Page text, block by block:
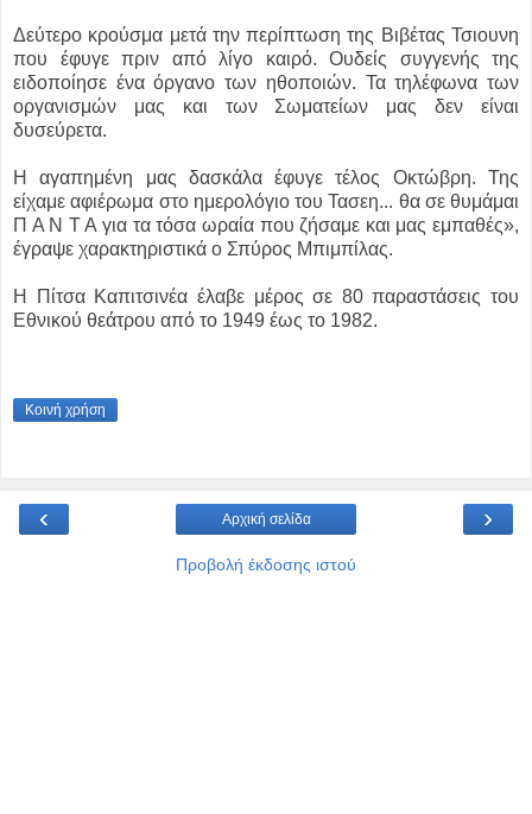
Δεύτερο κρούσμα μετά την περίπτωση της Βιβέτας Τσιουνη
που έφυγε πριν από λίγο καιρό. Ουδείς συγγενής της
ειδοποίησε ένα όργανο των ηθοποιών. Τα τηλέφωνα των
οργανισμών μας και των Σωματείων μας δεν είναι
δυσεύρετα.
Η αγαπημένη μας δασκάλα έφυγε τέλος Οκτώβρη. Της
είχαμε αφιέρωμα στο ημερολόγιο του Τασεη... θα σε θυμάμαι
Π Α Ν Τ Α για τα τόσα ωραία που ζήσαμε και μας εμπαθές»,
έγραψε χαρακτηριστικά ο Σπύρος Μπιμπίλας.
Η Πίτσα Καπιτσινέα έλαβε μέρος σε 80 παραστάσεις του
Εθνικού θεάτρου από το 1949 έως το 1982.
Κοινή χρήση
‹ ›
Αρχική σελίδα
Προβολή έκδοσης ιστού